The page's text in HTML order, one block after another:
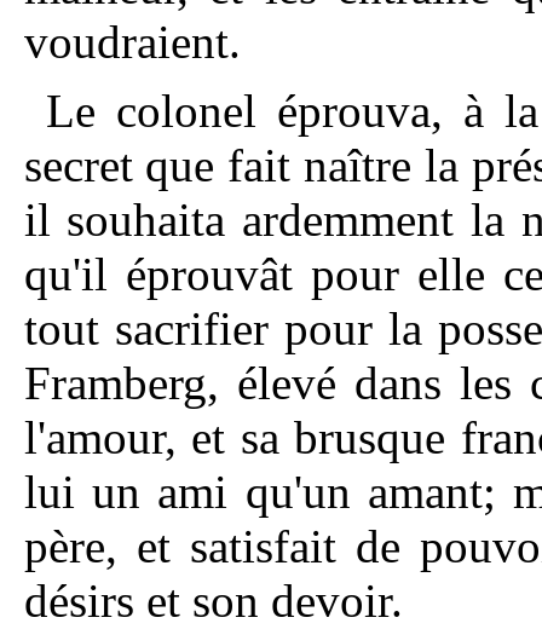
voudraient.
Le colonel éprouva, à
secret que fait naître la
il souhaita ardemment la
qu'il éprouvât pour elle
tout sacrifier pour la
Framberg, élevé dans les
l'amour, et sa brusque
lui un ami qu'un amant;
père, et satisfait de
désirs et son devoir.